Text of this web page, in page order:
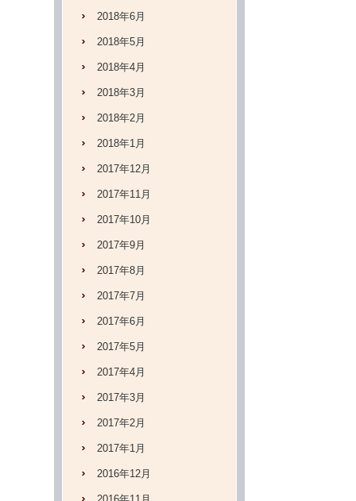
2018年6月
2018年5月
2018年4月
2018年3月
2018年2月
2018年1月
2017年12月
2017年11月
2017年10月
2017年9月
2017年8月
2017年7月
2017年6月
2017年5月
2017年4月
2017年3月
2017年2月
2017年1月
2016年12月